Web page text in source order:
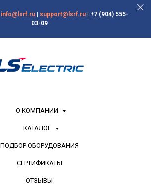
info@lsrf.ru support@lsrf.ru
+7 (904) 555-
03-09
О КОМПАНИИ
КАТАЛОГ
ПОДБОР ОБОРУДОВАНИЯ
СЕРТИФИКАТЫ
ОТЗЫВЫ